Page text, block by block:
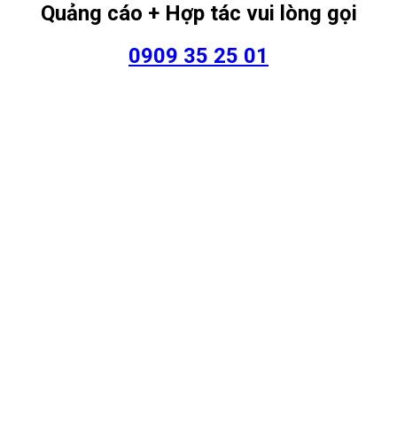
Quảng cáo + Hợp tác vui lòng gọi
0909 35 25 01